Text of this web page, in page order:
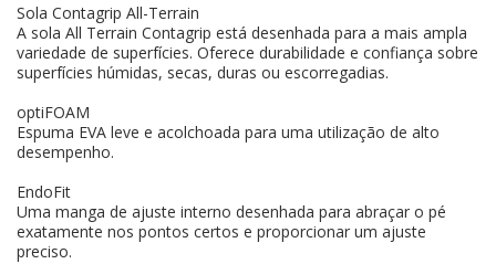
Sola Contagrip All-Terrain
A sola All Terrain Contagrip está desenhada para a mais ampla
variedade de superfícies. Oferece durabilidade e confiança sobre
superfícies húmidas, secas, duras ou escorregadias.
optiFOAM
Espuma EVA leve e acolchoada para uma utilização de alto
desempenho.
EndoFit
Uma manga de ajuste interno desenhada para abraçar o pé
exatamente nos pontos certos e proporcionar um ajuste
preciso.